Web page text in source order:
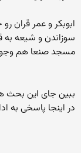
ابوبکر و عمر قران
سوزاندن و شیعه به
مسجد صنعا هم
ببین جای این بحث
در اینجا پاسخی به